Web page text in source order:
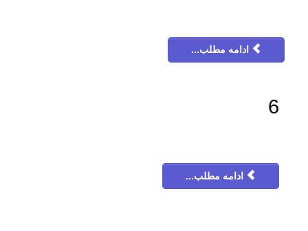
ادامه مطلب...
6
ادامه مطلب...